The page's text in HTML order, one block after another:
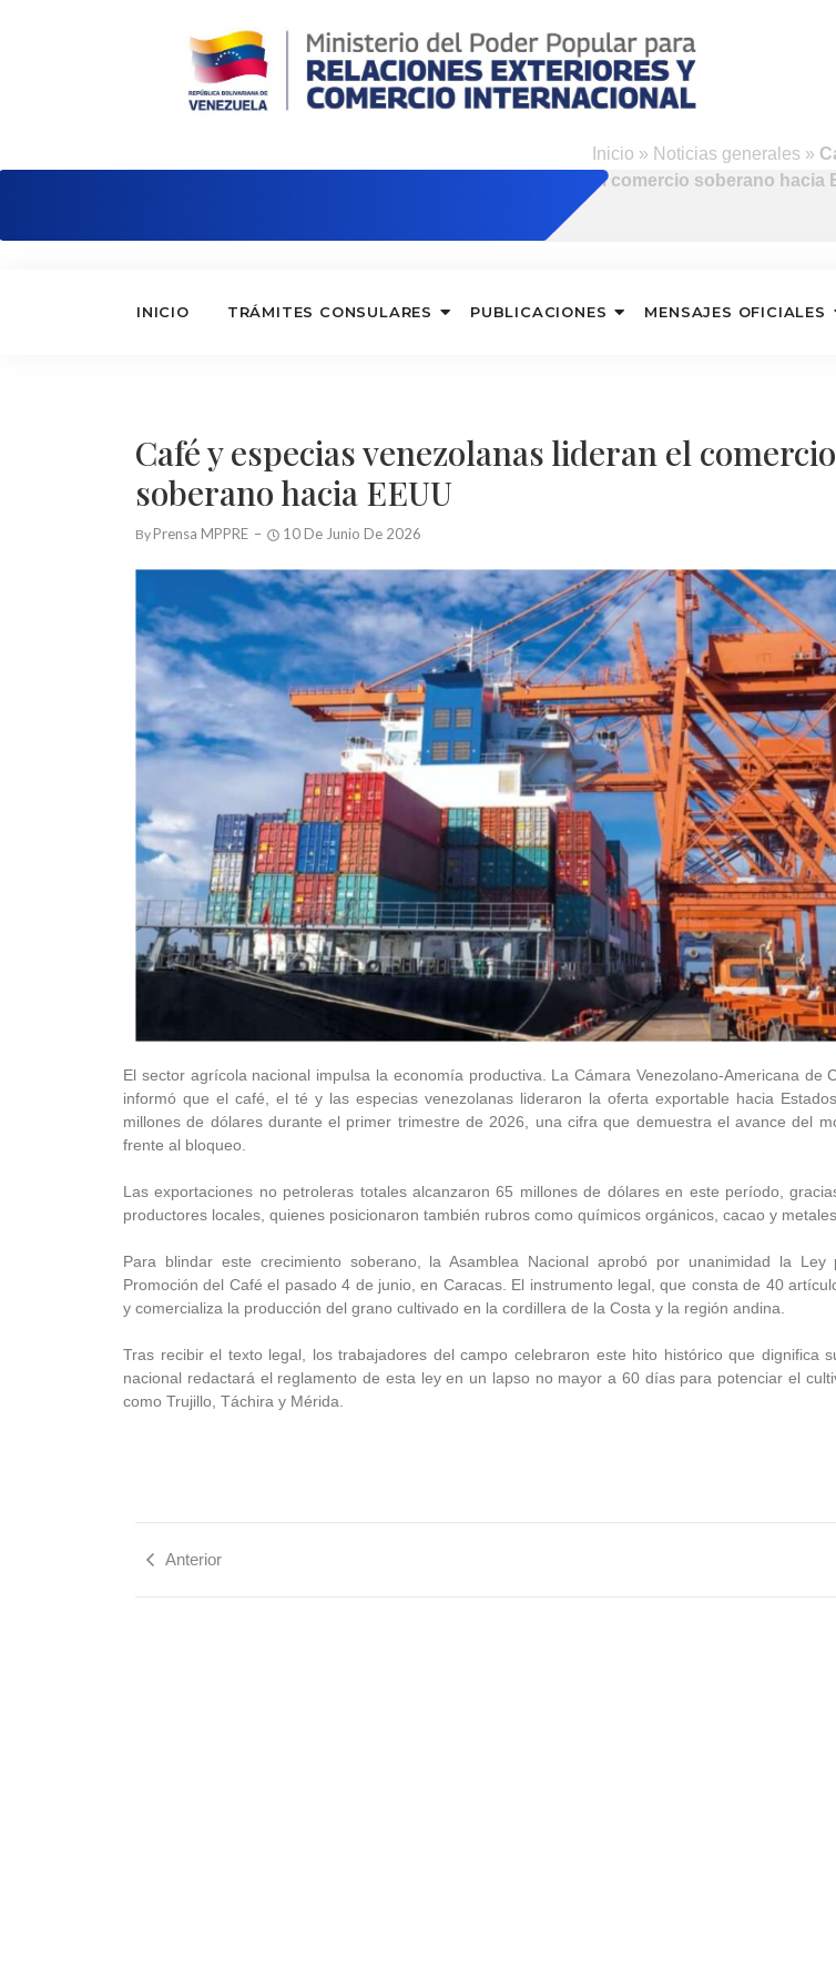
Inicio » Noticias generales »
el comercio soberano hacia
INICIO TRÁMITES CONSULARES PUBLICACIONES MENSAJES OFICIALES
Café y especias venezolanas lideran el comercio
soberano hacia EEUU
By Prensa MPPRE 10 De Junio De 2026
El sector agrícola nacional impulsa la economía productiva. La Cámara Venezolano-Americana de
informó que el café, el té y las especias venezolanas lideraron la oferta exportable hacia
millones de dólares durante el primer trimestre de 2026, una cifra que demuestra el avance del
frente al bloqueo.
Las exportaciones no petroleras totales alcanzaron 65 millones de dólares en este período,
productores locales, quienes posicionaron también rubros como químicos orgánicos, cacao y
Para blindar este crecimiento soberano, la Asamblea Nacional aprobó por unanimidad la
Promoción del Café el pasado 4 de junio, en Caracas. El instrumento legal, que consta de 40
y comercializa la producción del grano cultivado en la cordillera de la Costa y la región andina.
Tras recibir el texto legal, los trabajadores del campo celebraron este hito histórico que dignifica
nacional redactará el reglamento de esta ley en un lapso no mayor a 60 días para potenciar el
como Trujillo, Táchira y Mérida.
Anterior